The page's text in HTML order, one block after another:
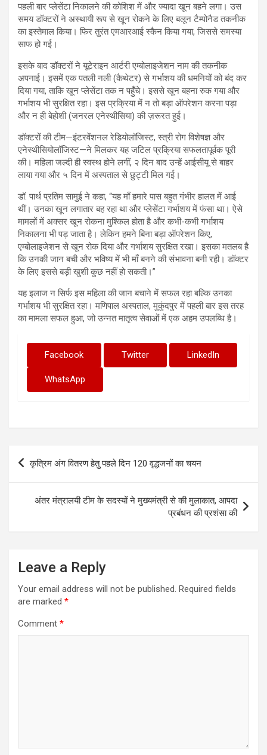
पहली बार प्लेसेंटा निकालने की कोशिश में और ज्यादा खून बहने लगा। उस
समय डॉक्टरों ने अस्थायी रूप से खून रोकने के लिए बलून टैम्पोनैड तकनीक
का इस्तेमाल किया। फिर तुरंत एमआरआई स्कैन किया गया, जिससे समस्या
साफ हो गई।
इसके बाद डॉक्टरों ने यूटेराइन आर्टरी एम्बोलाइजेशन नाम की तकनीक
अपनाई। इसमें एक पतली नली (कैथेटर) से गर्भाशय की धमनियों को बंद कर
दिया गया, ताकि खून प्लेसेंटा तक न पहुँचे। इससे खून बहना रुक गया और
गर्भाशय भी सुरक्षित रहा। इस प्रक्रिया में न तो बड़ा ऑपरेशन करना पड़ा
और न ही बेहोशी (जनरल एनेस्थीसिया) की ज़रूरत हुई।
डॉक्टरों की टीम—इंटरवेंशनल रेडियोलॉजिस्ट, स्त्री रोग विशेषज्ञ और
एनेस्थीसियोलॉजिस्ट—ने मिलकर यह जटिल प्रक्रिया सफलतापूर्वक पूरी
की। महिला जल्दी ही स्वस्थ होने लगीं, २ दिन बाद उन्हें आईसीयू से बाहर
लाया गया और ५ दिन में अस्पताल से छुट्टी मिल गई।
डॉ. पार्थ प्रतिम सामुई ने कहा, “यह माँ हमारे पास बहुत गंभीर हालत में आई
थीं। उनका खून लगातार बह रहा था और प्लेसेंटा गर्भाशय में फंसा था। ऐसे
मामलों में अक्सर खून रोकना मुश्किल होता है और कभी-कभी गर्भाशय
निकालना भी पड़ जाता है। लेकिन हमने बिना बड़ा ऑपरेशन किए,
एम्बोलाइजेशन से खून रोक दिया और गर्भाशय सुरक्षित रखा। इसका मतलब है
कि उनकी जान बची और भविष्य में भी माँ बनने की संभावना बनी रही। डॉक्टर
के लिए इससे बड़ी खुशी कुछ नहीं हो सकती।”
यह इलाज न सिर्फ इस महिला की जान बचाने में सफल रहा बल्कि उनका
गर्भाशय भी सुरक्षित रहा। मणिपाल अस्पताल, मुकुंदपुर में पहली बार इस तरह
का मामला सफल हुआ, जो उन्नत मातृत्व सेवाओं में एक अहम उपलब्धि है।
Facebook Twitter LinkedIn
WhatsApp
Post
navigation
कृत्रिम अंग वितरण हेतु पहले दिन 120 वृद्धजनों का चयन
अंतर मंत्रालयी टीम के सदस्यों ने मुख्यमंत्री से की मुलाकात, आपदा
प्रबंधन की प्रशंसा की
Leave a Reply
Your email address will not be published. Required fields
are marked *
Comment *